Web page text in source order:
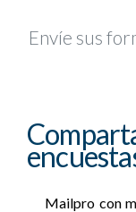
Envíe sus
Mailpro con